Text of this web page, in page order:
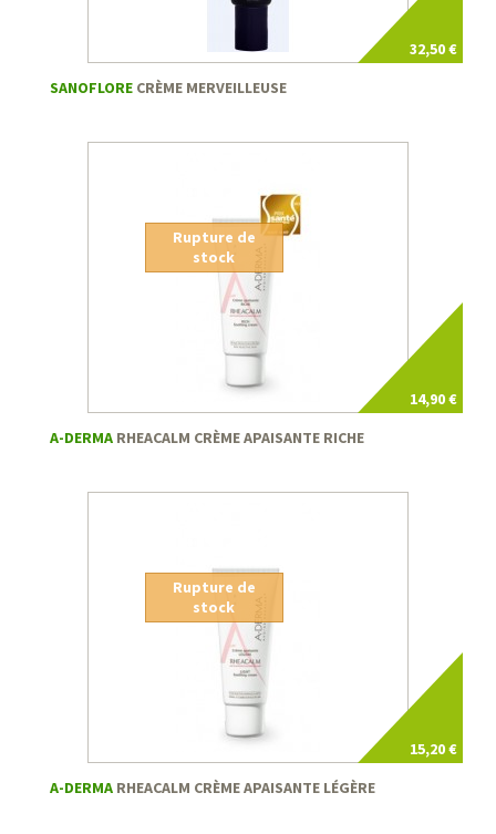
32,50 €
SANOFLORE CRÈME MERVEILLEUSE
14,90 €
Rupture de
stock
A-DERMA RHEACALM CRÈME APAISANTE RICHE
15,20 €
Rupture de
stock
A-DERMA RHEACALM CRÈME APAISANTE LÉGÈRE